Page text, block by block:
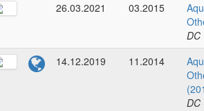
26.03.2021
03.2015
DC
14.12.2019
11.2014
DC